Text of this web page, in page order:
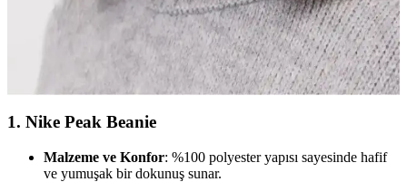
ve Şık Kış Aksesuarları
Addax Basic ve Stradivarius fitilli bere arasındaki farkları keşfedin.
Her iki ürün de sıcak tutar ve şık görünüm sağlar, ancak materyal ve
kullanım özellikleriyle farklılık gösterir.
1. Nike Peak Beanie
Malzeme ve Konfor: %100 polyester yapısı sayesinde hafif
ve yumuşak bir dokunuş sunar.